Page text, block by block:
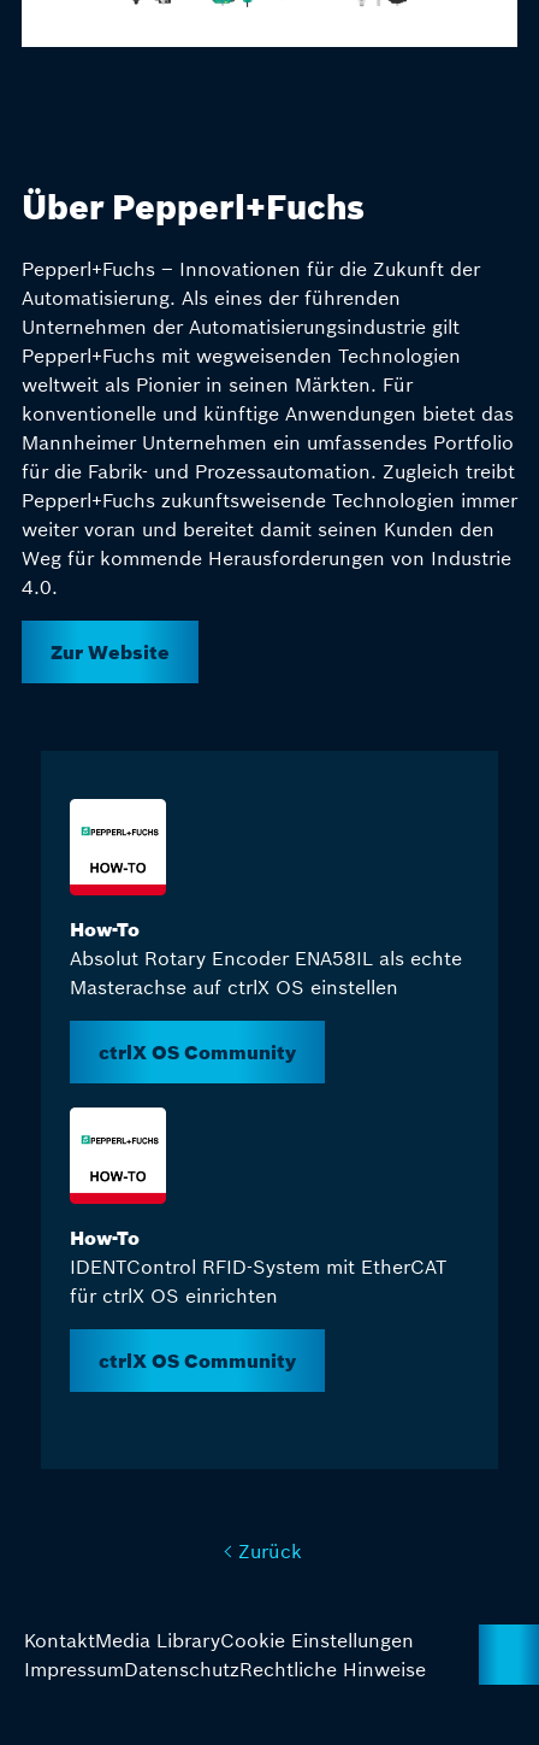
Über Pepperl+Fuchs
Pepperl+Fuchs – Innovationen für die Zukunft der
Automatisierung. Als eines der führenden
Unternehmen der Automatisierungsindustrie gilt
Pepperl+Fuchs mit wegweisenden Technologien
weltweit als Pionier in seinen Märkten. Für
konventionelle und künftige Anwendungen bietet das
Mannheimer Unternehmen ein umfassendes Portfolio
für die Fabrik- und Prozessautomation. Zugleich treibt
Pepperl+Fuchs zukunftsweisende Technologien immer
weiter voran und bereitet damit seinen Kunden den
Weg für kommende Herausforderungen von Industrie
4.0.
Zur Website
How-To
Absolut Rotary Encoder ENA58IL als echte
Masterachse auf ctrlX OS einstellen
ctrlX OS Community
How-To
IDENTControl RFID-System mit EtherCAT
für ctrlX OS einrichten
ctrlX OS Community
Zurück
KontaktMedia LibraryCookie Einstellungen
ImpressumDatenschutzRechtliche Hinweise